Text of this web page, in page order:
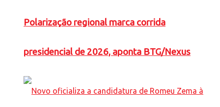
Polarização regional marca corrida
presidencial de 2026, aponta BTG/Nexus